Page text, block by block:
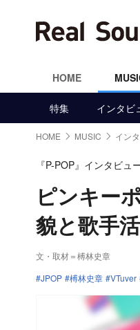
HOME
特集 インタビ
HOME MUSIC イン
『P-POP』インタビュ
ピンキー
貌と歌手
文・取材＝榑林史章
JPOP
榑林史章 VTuver